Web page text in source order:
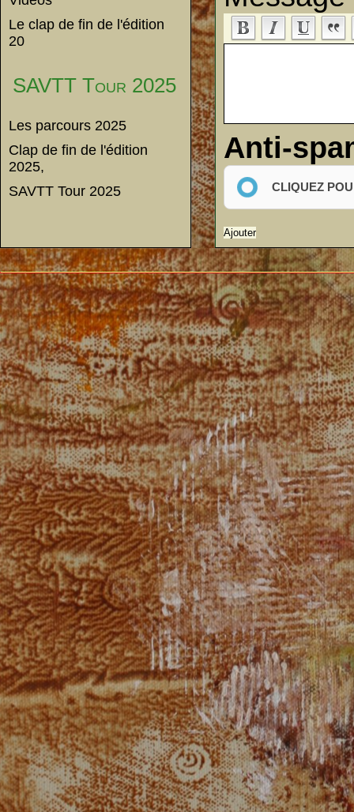
Le clap de fin de l'édition
20
SAVTT Tour 2025
Les parcours 2025
Clap de fin de l'édition
2025,
SAVTT Tour 2025
Anti-
CLIQUEZ